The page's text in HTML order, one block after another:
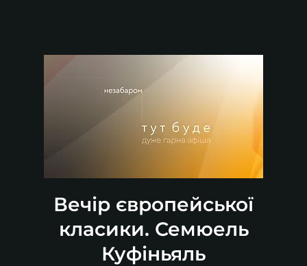
Вечір європейської
класики. Семюель
Куфіньяль